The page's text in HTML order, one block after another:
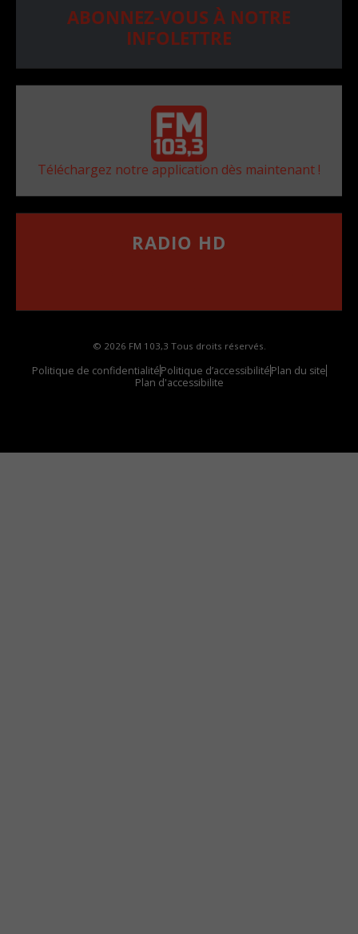
ABONNEZ-VOUS À NOTRE
INFOLETTRE
Téléchargez notre application dès maintenant !
RADIO HD
© 2026 FM 103,3 Tous droits réservés.
Politique de confidentialitéPolitique d’accessibilitéPlan du site
Plan d'accessibilite